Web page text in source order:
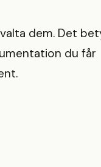
dem. Det
du får